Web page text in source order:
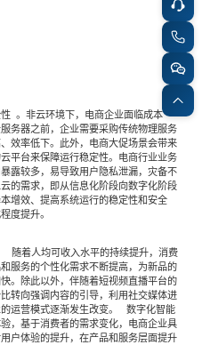
。非云环境下，电商企业面临成本
务器之前，企业需要采购传统物理服务
效率低下。此外，电商大促场景会带来
平台来保障运行稳定性。电商行业业务
露较多，易导致用户隐私泄漏，灾备不
的需求，即从信息化阶段向数字化阶段
增效、提高系统运行的稳定性和安全
度提升。
随着人均可收入水平的持续提升，消费
服务的个性化需求不断提高，为新品的
。除此以外，伴随着短视频直播平台的
转向强调内容的引导，利用社交媒体进
运营模式逐渐发生改变。
数字化智能
，基于消费者的需求变化，电商企业具
户体验的提升，在产品和服务层面提升